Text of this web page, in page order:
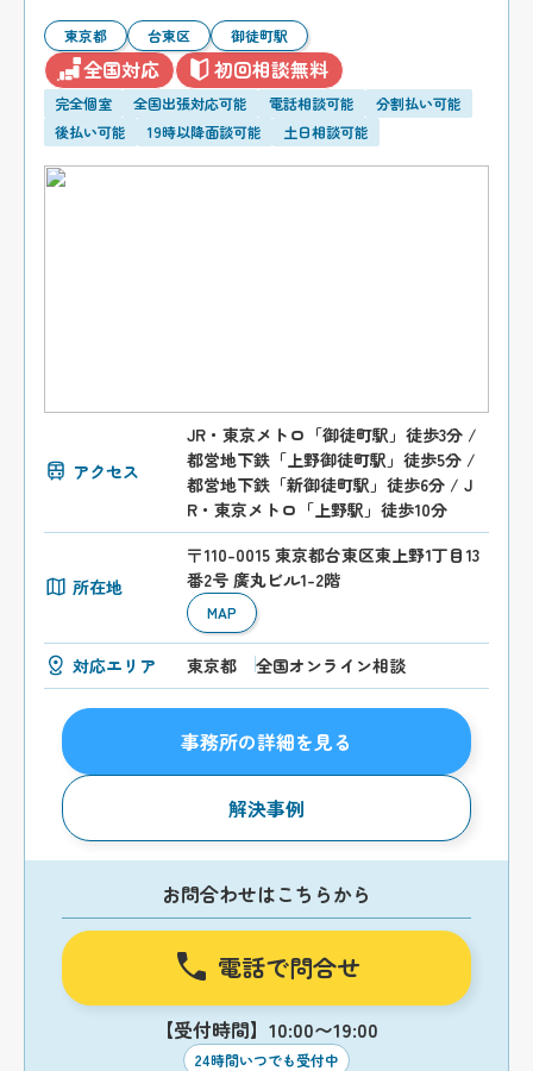
東京都 台東区 御徒町駅
全国対応 初回相談無料
完全個室 全国出張対応可能 電話相談可能
分割払い可能
後払い可能
19時以降面談可能 土日相談可能
アクセス
JR・東京メトロ「御徒町駅」徒歩3分 /
都営地下鉄「上野御徒町駅」徒歩5分 /
都営地下鉄「新御徒町駅」徒歩6分 / J
R・東京メトロ「上野駅」徒歩10分
所在地
〒110-0015 東京都台東区東上野1丁目13
番2号 廣丸ビル1-2階
MAP
対応エリア 東京都 全国オンライン相談
事務所の詳細を見る
解決事例
お問合わせはこちらから
電話で問合せ
【受付時間】10:00〜19:00
24時間いつでも受付中